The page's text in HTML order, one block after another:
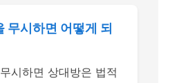
무시하면 어떻게 되
시하면 상대방은 법적